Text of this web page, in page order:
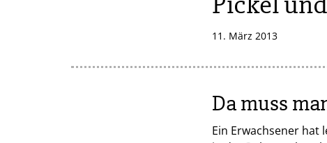
11. März 2013
Da muss
Ein Erwachsener hat